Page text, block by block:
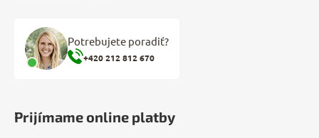
Potrebujete poradiť?
+420 212 812 670
Prijímame online platby